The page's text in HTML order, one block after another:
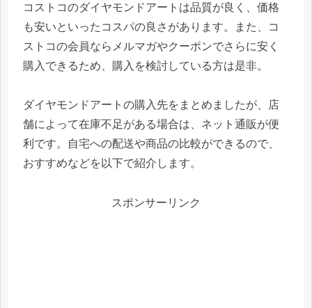
コストコのダイヤモンドアートは品質が良く、価格
も安いといったコスパの良さがあります。また、コ
ストコの会員ならメルマガやクーポンでさらに安く
購入できるため、購入を検討している方は是非。
ダイヤモンドアートの購入先をまとめましたが、店
舗によって在庫不足がある場合は、ネット通販が便
利です。自宅への配送や商品の比較ができるので、
おすすめなどを以下で紹介します。
スポンサーリンク